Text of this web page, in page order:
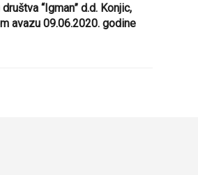
“Igman” d.d. Konjic,
avazu 09.06.2020. godine